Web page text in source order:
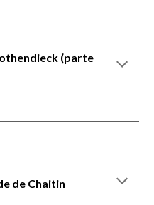
(parte
de Chaitin